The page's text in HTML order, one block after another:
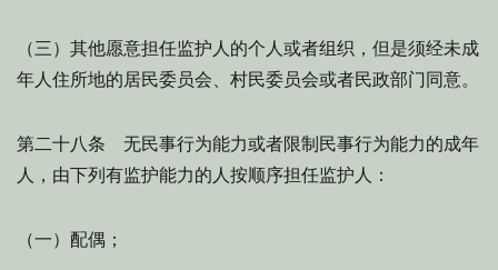
（三）其他愿意担任监护人的个人或者组织，但是须经未成
年人住所地的居民委员会、村民委员会或者民政部门同意。
第二十八条 无民事行为能力或者限制民事行为能力的成年
人，由下列有监护能力的人按顺序担任监护人：
（一）配偶；